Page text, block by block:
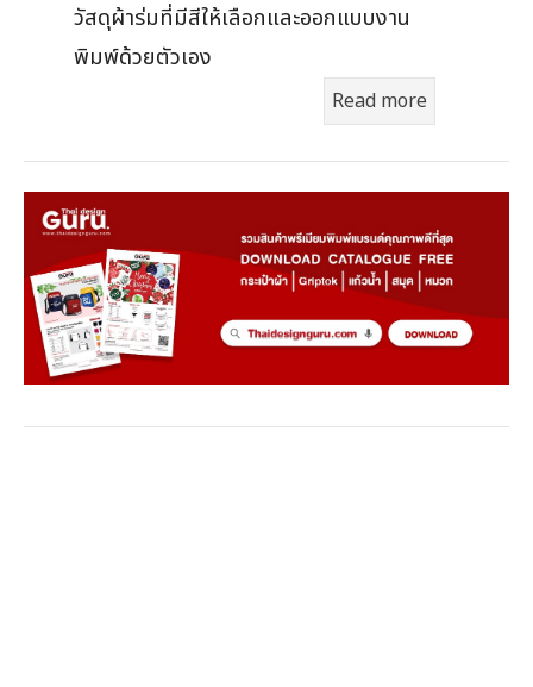
วัสดุผ้าร่มที่มีสีให้เลือกและออกแบบงาน
พิมพ์ด้วยตัวเอง
Read more